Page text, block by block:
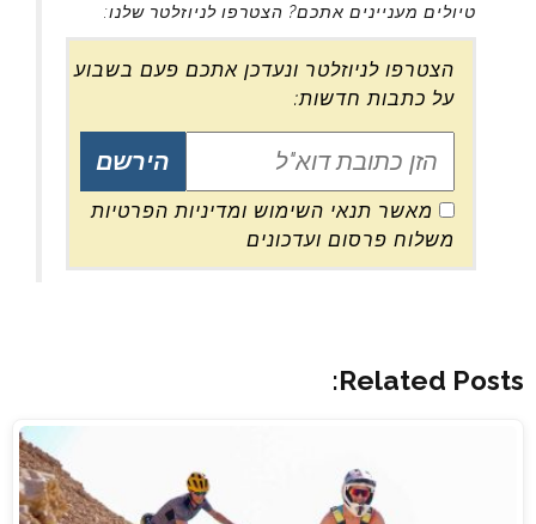
טיולים מעניינים אתכם? הצטרפו לניוזלטר שלנו:
הצטרפו לניוזלטר ונעדכן אתכם פעם בשבוע
על כתבות חדשות:
מאשר תנאי השימוש ומדיניות הפרטיות
משלוח פרסום ועדכונים
Related Posts: